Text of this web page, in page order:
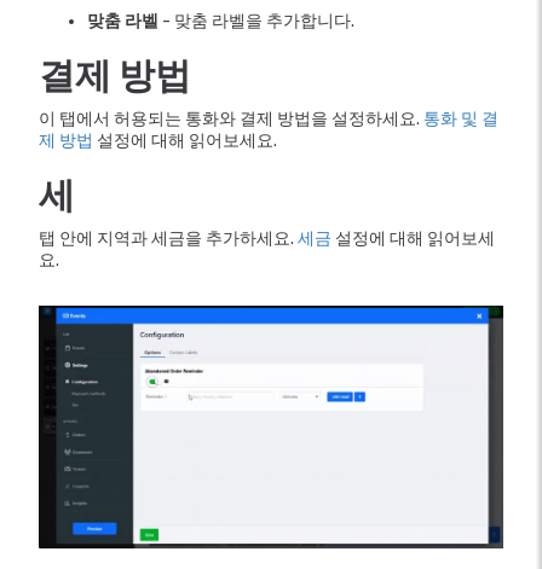
맞춤 라벨 - 맞춤 라벨을 추가합니다.
결제 방법
이 탭에서 허용되는 통화와 결제 방법을 설정하세요. 통화 및 결
제 방법 설정에 대해 읽어보세요.
세
탭 안에 지역과 세금을 추가하세요. 세금 설정에 대해 읽어보세
요.